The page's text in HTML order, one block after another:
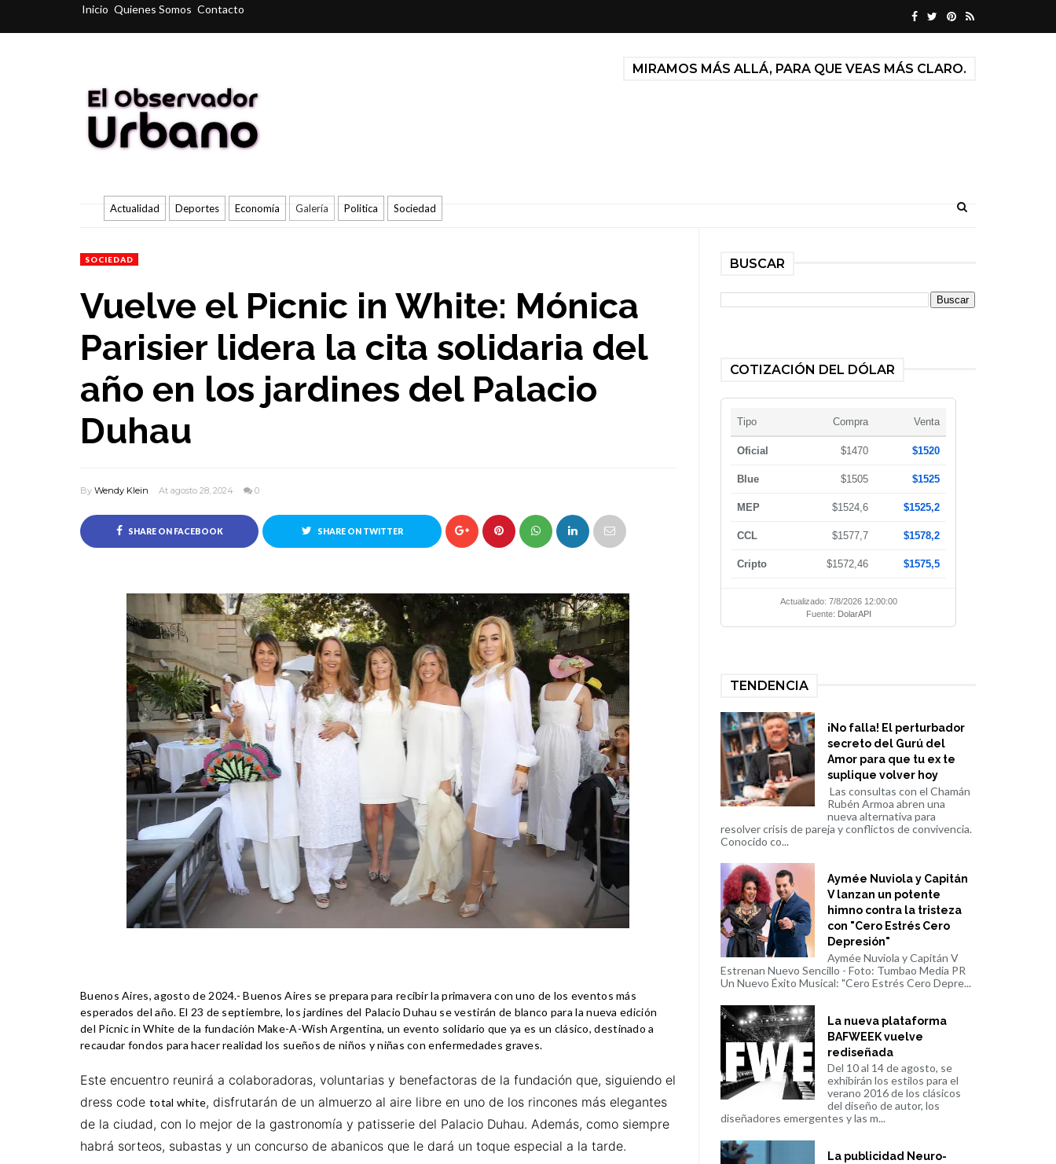
Inicio Quienes Somos Contacto
MIRAMOS MÁS ALLÁ, PARA QUE VEAS MÁS CLARO.
Actualidad Deportes Economía Galería Politica Sociedad
SOCIEDAD
Vuelve el Picnic in White: Mónica
Parisier lidera la cita solidaria del
año en los jardines del Palacio
Duhau
By Wendy Klein At agosto 28, 2024 0
SHARE ON FACEBOOK SHARE ON TWITTER
Buenos Aires, agosto de 2024.- Buenos Aires se prepara para recibir la primavera con uno de los eventos más
esperados del año. El 23 de septiembre, los jardines del Palacio Duhau se vestirán de blanco para la nueva edición
del Picnic in White de la fundación Make-A-Wish Argentina, un evento solidario que ya es un clásico, destinado a
recaudar fondos para hacer realidad los sueños de niños y niñas con enfermedades graves.
Este encuentro reunirá a colaboradoras, voluntarias y benefactoras de la fundación que, siguiendo el
dress code total white, disfrutarán de un almuerzo al aire libre en uno de los rincones más elegantes
de la ciudad, con lo mejor de la gastronomía y patisserie del Palacio Duhau. Además, como siempre
habrá sorteos, subastas y un concurso de abanicos que le dará un toque especial a la tarde.
BUSCAR
COTIZACIÓN DEL DÓLAR
Tipo Compra Venta
Oficial $1470 $1520
Blue $1505 $1525
MEP $1524,6 $1525,2
CCL $1577,7 $1578,2
Cripto $1572,46 $1575,5
Actualizado: 7/8/2026 12:00:00
Fuente: DolarAPI
TENDENCIA
¡No falla! El perturbador
secreto del Gurú del
Amor para que tu ex te
suplique volver hoy
Las consultas con el Chamán
Rubén Armoa abren una
nueva alternativa para
resolver crisis de pareja y conflictos de convivencia.
Conocido co...
Aymée Nuviola y Capitán
V lanzan un potente
himno contra la tristeza
con "Cero Estrés Cero
Depresión"
Aymée Nuviola y Capitán V
Estrenan Nuevo Sencillo - Foto: Tumbao Media PR
Un Nuevo Éxito Musical: "Cero Estrés Cero Depre...
La nueva plataforma
BAFWEEK vuelve
rediseñada
Del 10 al 14 de agosto, se
exhibirán los estilos para el
verano 2016 de los clásicos
del diseño de autor, los
diseñadores emergentes y las m...
La publicidad Neuro-